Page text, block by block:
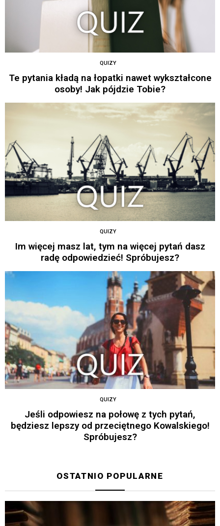
QUIZY
Te pytania kładą na łopatki nawet wykształcone
osoby! Jak pójdzie Tobie?
QUIZY
Im więcej masz lat, tym na więcej pytań dasz
radę odpowiedzieć! Spróbujesz?
QUIZY
Jeśli odpowiesz na połowę z tych pytań,
będziesz lepszy od przeciętnego Kowalskiego!
Spróbujesz?
OSTATNIO POPULARNE